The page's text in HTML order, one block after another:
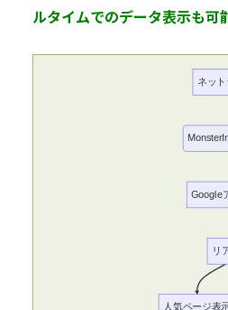
ルタイムでのデータ表示も可
ネッ
Google
リ
人気ページ表